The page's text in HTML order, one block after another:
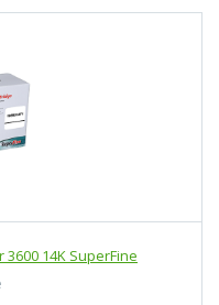
14K SuperFine